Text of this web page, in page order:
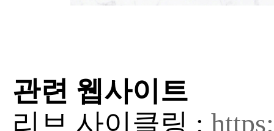
관련 웹사이트
리브 사이클링 :